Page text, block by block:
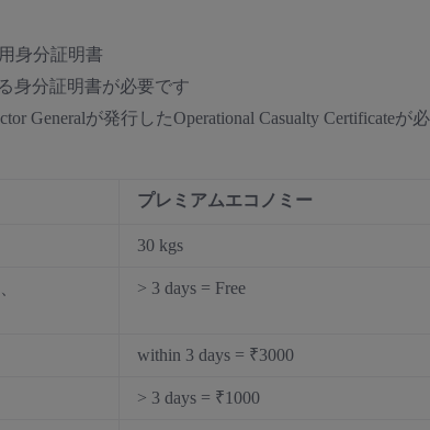
身分証明書
身分証明書が必要です
Generalが発行したOperational Casualty Certificateが
プレミアムエコノミー
30 kgs
> 3 days = Free
within 3 days = ₹3000
> 3 days = ₹1000